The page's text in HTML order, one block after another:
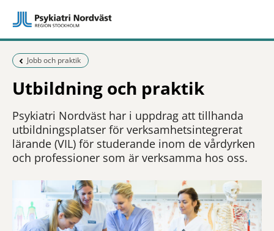
Föregående sida:
Jobb och praktik
Utbildning och praktik
Psykiatri Nordväst har i uppdrag att tillhanda
utbildningsplatser för verksamhetsintegrerat
lärande (VIL) för studerande inom de vårdyrken
och professioner som är verksamma hos oss.